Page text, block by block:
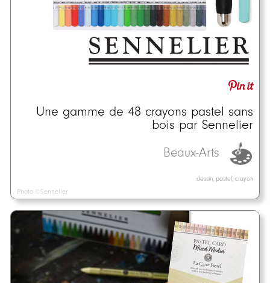
Une gamme de 48 crayons pastel sans
bois par Sennelier
Beaux-Arts
dessin, pastel, crayon
Photo ©Sennelier